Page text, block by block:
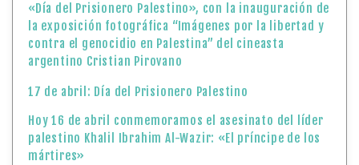
«Día del Prisionero Palestino», con la inauguración de
la exposición fotográfica “Imágenes por la libertad y
contra el genocidio en Palestina” del cineasta
argentino Cristian Pirovano
17 de abril: Día del Prisionero Palestino
Hoy 16 de abril conmemoramos el asesinato del líder
palestino Khalil Ibrahim Al-Wazir: «El príncipe de los
mártires»